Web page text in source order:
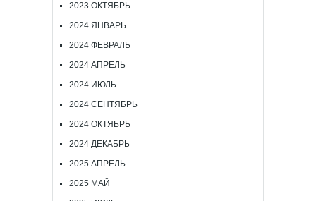
2023 ОКТЯБРЬ
2024 ЯНВАРЬ
2024 ФЕВРАЛЬ
2024 АПРЕЛЬ
2024 ИЮЛЬ
2024 СЕНТЯБРЬ
2024 ОКТЯБРЬ
2024 ДЕКАБРЬ
2025 АПРЕЛЬ
2025 МАЙ